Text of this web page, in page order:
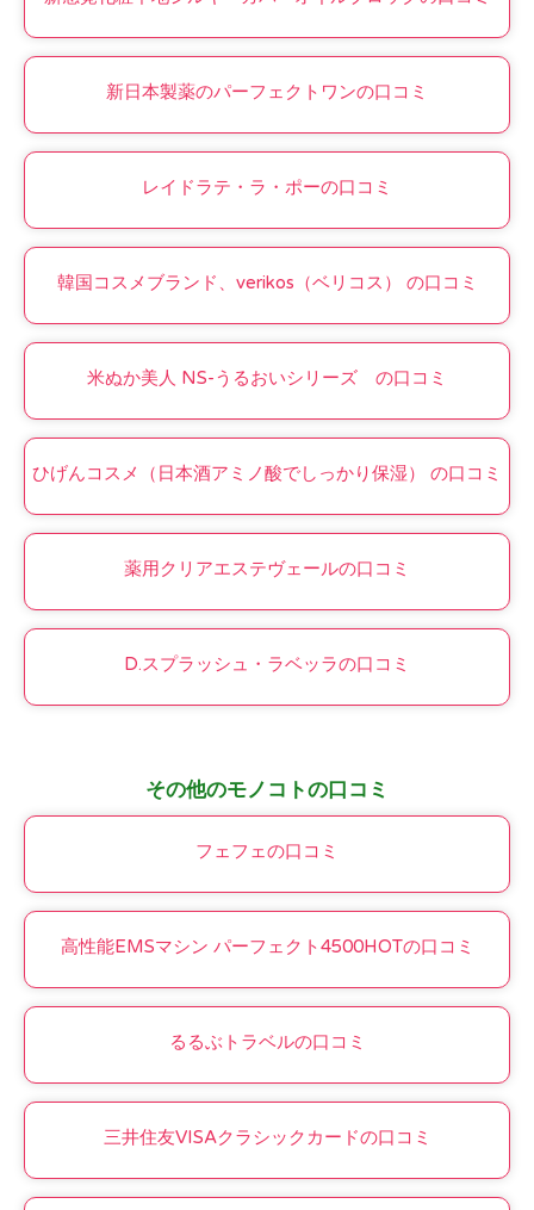
新日本製薬のパーフェクトワンの口コミ
レイドラテ・ラ・ポーの口コミ
韓国コスメブランド、verikos（ベリコス） の口コミ
米ぬか美人 NS-うるおいシリーズ の口コミ
ひげんコスメ（日本酒アミノ酸でしっかり保湿） の口コミ
薬用クリアエステヴェールの口コミ
D.スプラッシュ・ラベッラの口コミ
その他のモノコトの口コミ
フェフェの口コミ
高性能EMSマシン パーフェクト4500HOTの口コミ
るるぶトラベルの口コミ
三井住友VISAクラシックカードの口コミ